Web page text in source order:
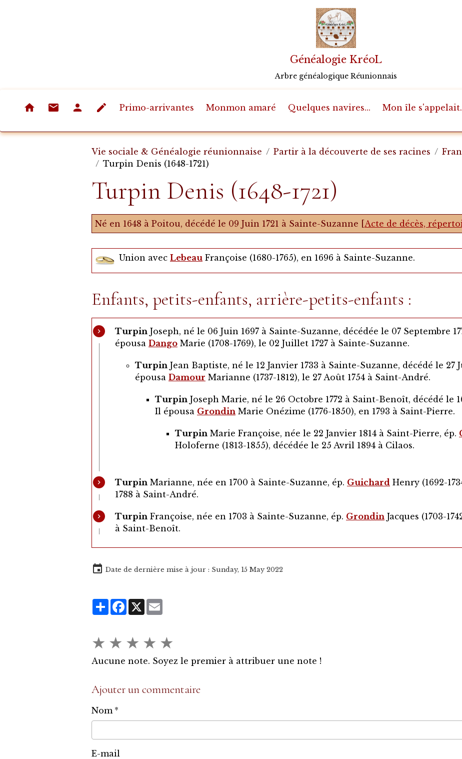
Généalogie KréoL
Arbre généalogique Réunionnais
Primo-arrivantes Monmon amaré Quelques navires... Mon île
Vie sociale & Généalogie réunionnaise Partir à la découverte de ses racines
Turpin Denis (1648-1721)
Turpin Denis (1648-1721)
Né en 1648 à Poitou, décédé le 09 Juin 1721 à Sainte-Suzanne [ Acte de décès,
Union avec Lebeau Françoise (1680-1765), en 1696 à Sainte-Suzanne.
Enfants, petits-enfants, arrière-petits-enfants :
Turpin Joseph, né le 06 Juin 1697 à Sainte-Suzanne, décédée le 07 Septembre
épousa Dango Marie (1708-1769), le 02 Juillet 1727 à Sainte-Suzanne.
Turpin Jean Baptiste, né le 12 Janvier 1733 à Sainte-Suzanne, décédé le 27
épousa Damour Marianne (1737-1812), le 27 Août 1754 à Saint-André.
Turpin Joseph Marie, né le 26 Octobre 1772 à Saint-Benoît, décédé le
Il épousa Grondin Marie Onézime (1776-1850), en 1793 à Saint-Pierre.
Turpin Marie Françoise, née le 22 Janvier 1814 à Saint-Pierre, ép.
Holoferne (1813-1855), décédée le 25 Avril 1894 à Cilaos.
Turpin Marianne, née en 1700 à Sainte-Suzanne, ép. Guichard Henry (1692-
1788 à Saint-André.
Turpin Françoise, née en 1703 à Sainte-Suzanne, ép. Grondin Jacques (1703-
à Saint-Benoît.
Date de dernière mise à jour : Sunday, 15 May 2022
PartagerFacebook
X
★ ★ ★ ★ ★
Aucune note. Soyez le premier à attribuer une note !
Ajouter un commentaire
Nom
E-mail